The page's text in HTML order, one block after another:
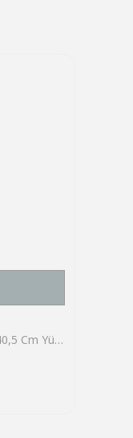
Eglo 901112 "FIORANA" 140,5 Cm Yüksekliğinde Çelik Köşe Lambası Lambader